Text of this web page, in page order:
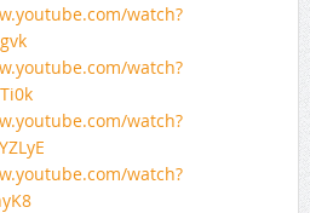
watch?
watch?
watch?
watch?